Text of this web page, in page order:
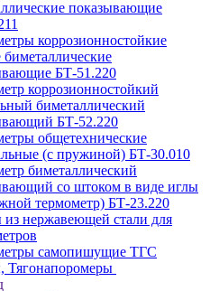
показывающие
коррозионностойкие
биметаллические
БТ-51.220
коррозионностойкий
биметаллический
БТ-52.220
общетехнические
(с пружиной) БТ-30.010
биметаллический
со штоком в виде иглы
термометр) БТ-23.220
из нержавеющей стали для
самопишущие ТГС
Тягонапоромеры